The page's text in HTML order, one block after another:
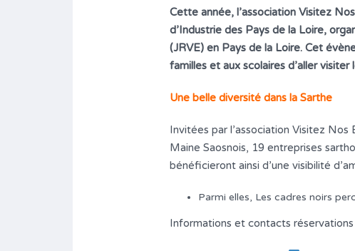
Cette année, l’association Visitez
d’Industrie des Pays de la Loire,
(JRVE) en Pays de la Loire. Cet
familles et aux scolaires d’aller
Une belle diversité dans la Sarthe
Invitées par l’association Visitez
Maine Saosnois, 19 entreprises
bénéficieront ainsi d’une visibilité
Parmi elles, Les cadres noirs
Informations et contacts réservations